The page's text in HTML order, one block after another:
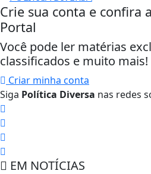
Crie sua conta e confira
Portal
Você pode ler matérias
classificados e muito mais!
Criar minha conta
Siga Política Diversa nas redes
EM NOTÍCIAS